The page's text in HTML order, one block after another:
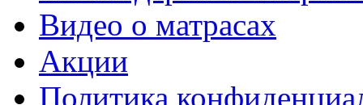
Видео о матрасах
Акции
Политика